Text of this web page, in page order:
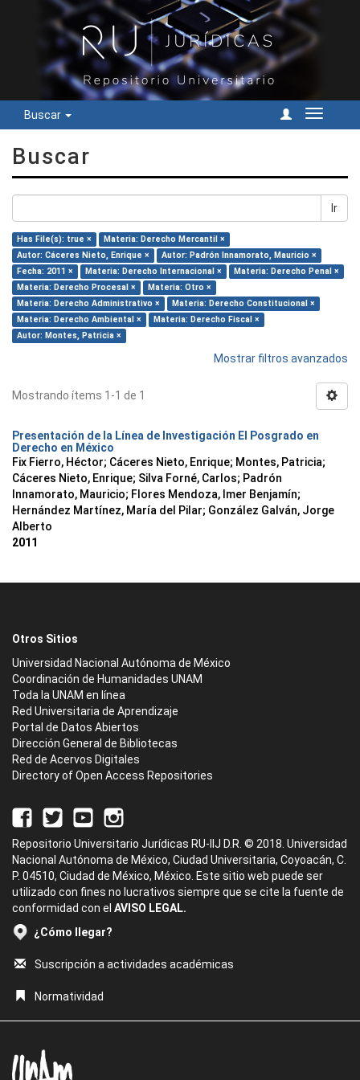
Buscar
Cambiar
Buscar
Ir
Has File(s): true ×
Materia: Derecho Mercantil ×
Autor: Cáceres Nieto, Enrique ×
Autor: Padrón Innamorato, Mauricio ×
Fecha: 2011 ×
Materia: Derecho Internacional ×
Materia: Derecho Penal ×
Materia: Derecho Procesal ×
Materia: Otro ×
Materia: Derecho Administrativo ×
Materia: Derecho Constitucional ×
Materia: Derecho Ambiental ×
Materia: Derecho Fiscal ×
Autor: Montes, Patricia ×
Mostrar filtros avanzados
Mostrando ítems 1-1 de 1
Presentación de la Línea de Investigación El Posgrado en
Derecho en México
Fix Fierro, Héctor; Cáceres Nieto, Enrique; Montes, Patricia;
Cáceres Nieto, Enrique; Silva Forné, Carlos; Padrón
Innamorato, Mauricio; Flores Mendoza, Imer Benjamín;
Hernández Martínez, María del Pilar; González Galván, Jorge
Alberto
2011
Otros Sitios
Universidad Nacional Autónoma de México
Coordinación de Humanidades UNAM
Toda la UNAM en línea
Red Universitaria de Aprendizaje
Portal de Datos Abiertos
Dirección General de Bibliotecas
Red de Acervos Digitales
Directory of Open Access Repositories
Repositorio Universitario Jurídicas RU-IIJ D.R. © 2018. Universidad
Nacional Autónoma de México, Ciudad Universitaria, Coyoacán, C.
P. 04510, Ciudad de México, México. Este sitio web puede ser
utilizado con fines no lucrativos siempre que se cite la fuente de
conformidad con el AVISO LEGAL.
¿Cómo llegar?
Suscripción a actividades académicas
Normatividad